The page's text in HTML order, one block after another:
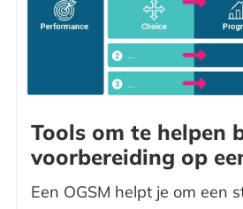
Tools om te helpen
voorbereiding op
Een OGSM helpt je om een